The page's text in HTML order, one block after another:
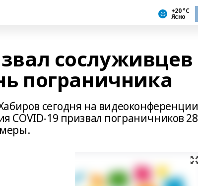
+20 °С
Ясно
сослуживцев
пограничника
сегодня на видеоконференции
COVID-19 призвал пограничников 28